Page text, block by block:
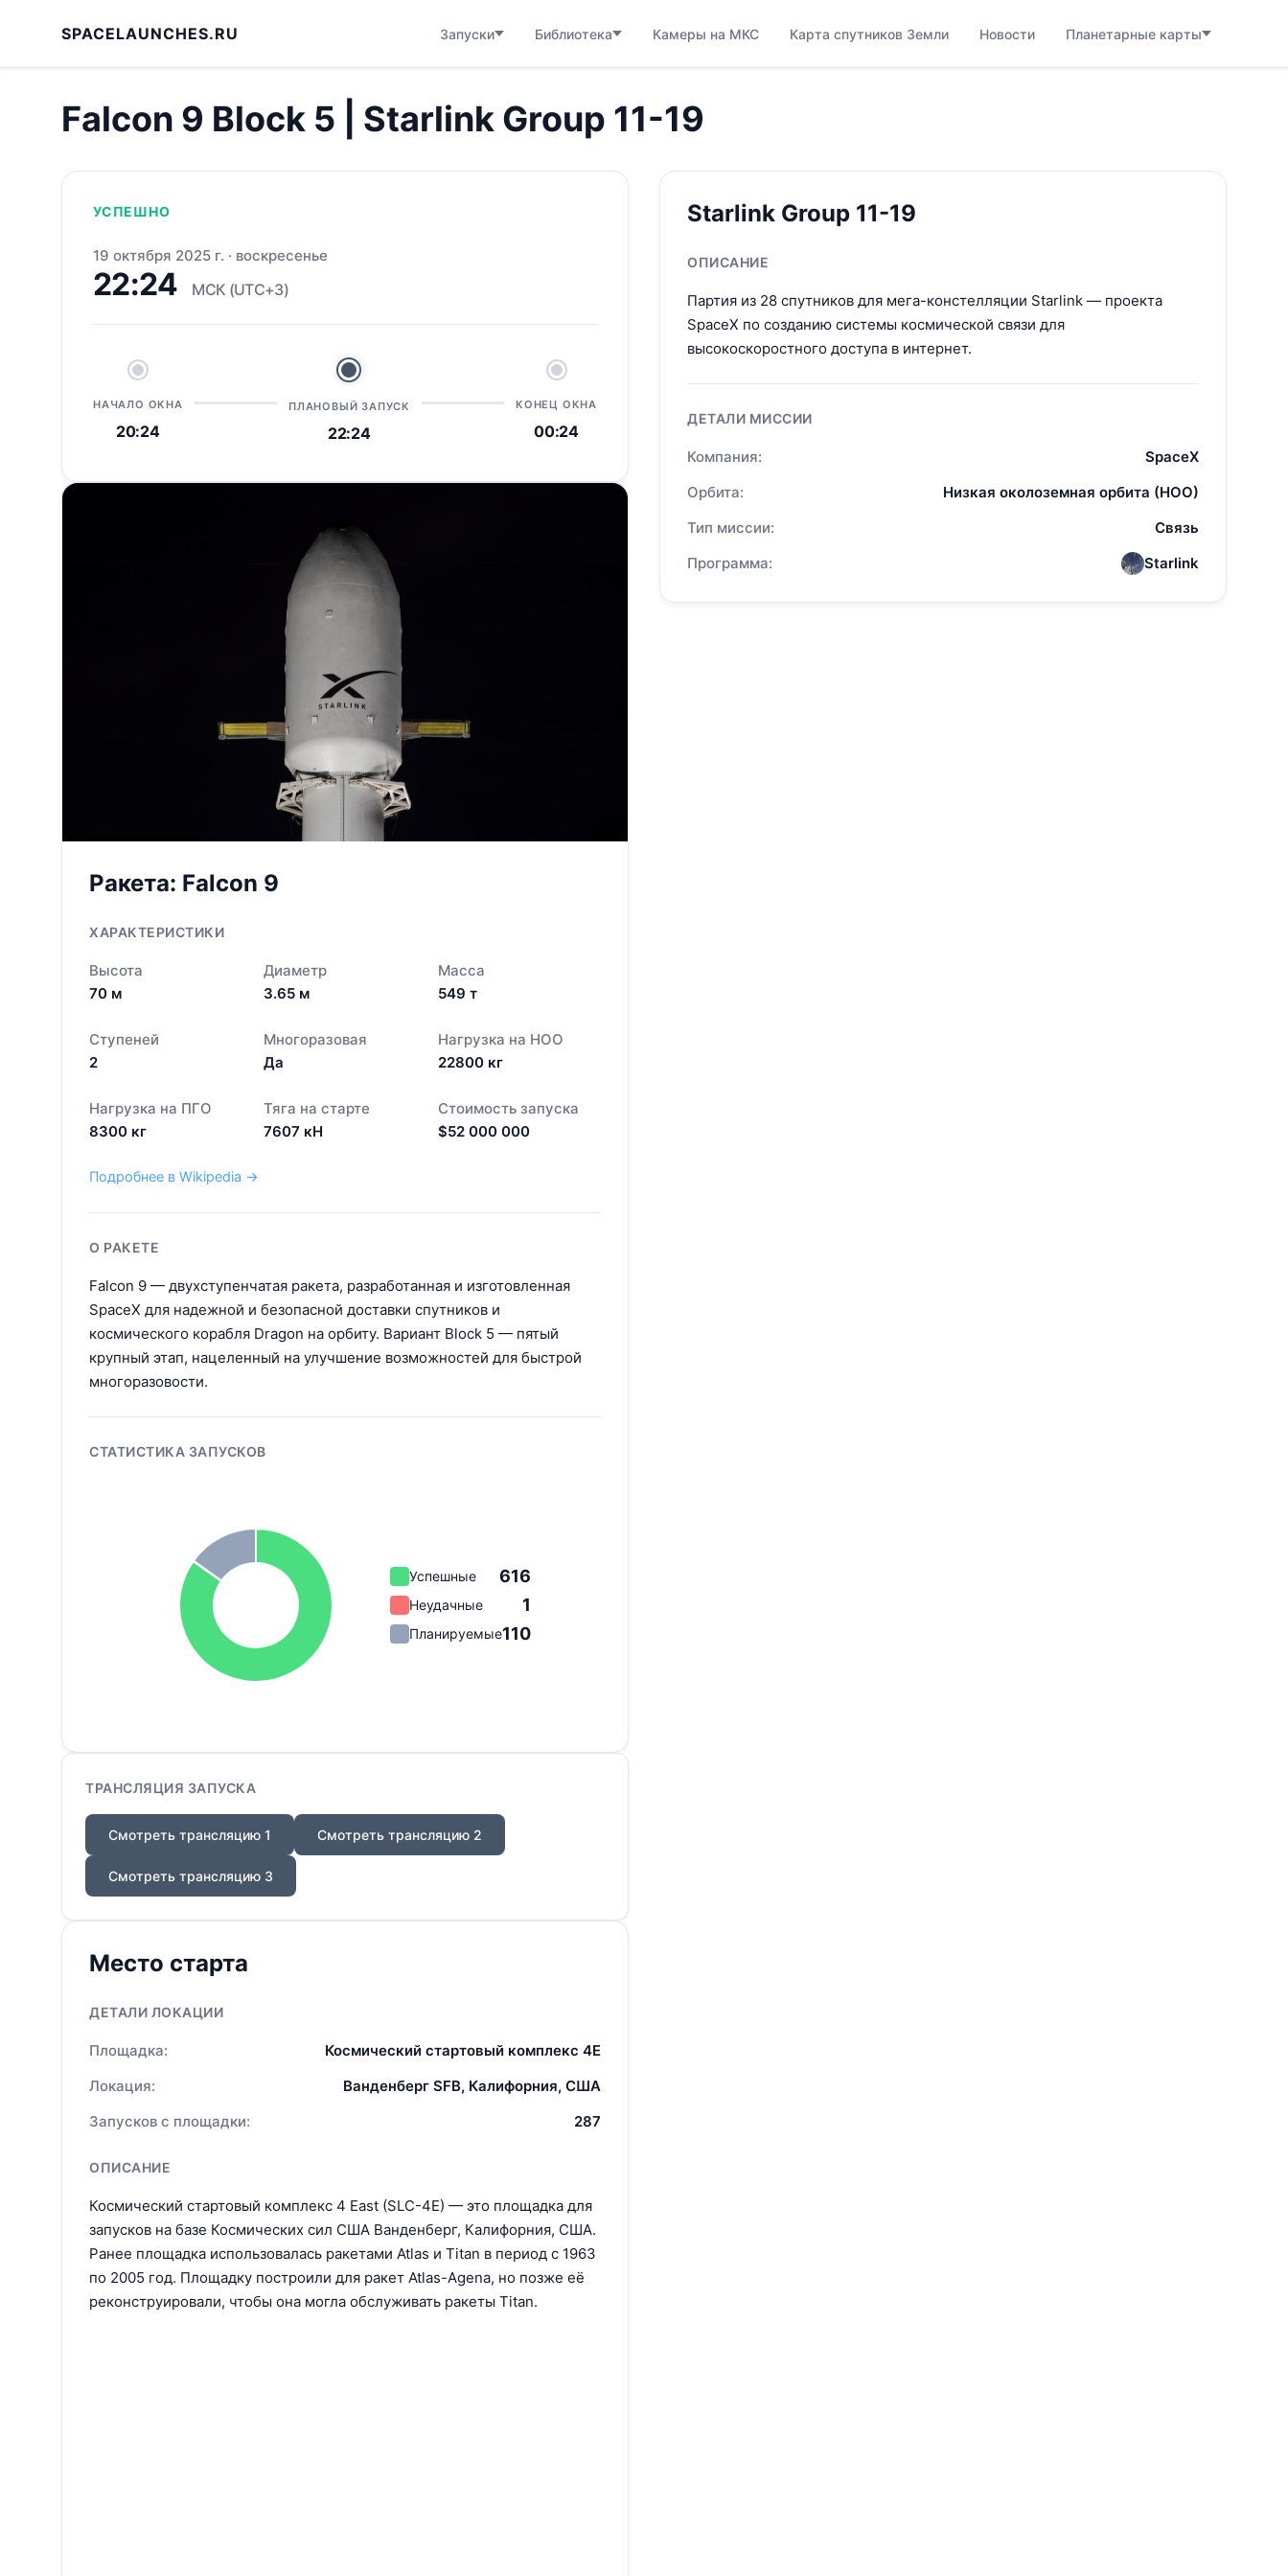
SPACELAUNCHES.RU Запуски Библиотека Камеры на МКС Карта спутников Земли Новости Планетарные карты
Falcon 9 Block 5 | Starlink Group 11-19
УСПЕШНО
19 октября 2025 г. · воскресенье
22:24 МСК (UTC+3)
НАЧАЛО ОКНА
20:24
ПЛАНОВЫЙ ЗАПУСК
22:24
КОНЕЦ ОКНА
00:24
Ракета: Falcon 9
ХАРАКТЕРИСТИКИ
Высота
70 м
Диаметр
3.65 м
Масса
549 т
Ступеней
2
Многоразовая
Да
Нагрузка на НОО
22800 кг
Нагрузка на ПГО
8300 кг
Тяга на старте
7607 кН
Стоимость запуска
$52 000 000
Подробнее в Wikipedia →
О РАКЕТЕ
Falcon 9 — двухступенчатая ракета, разработанная и изготовленная
SpaceX для надежной и безопасной доставки спутников и
космического корабля Dragon на орбиту. Вариант Block 5 — пятый
крупный этап, нацеленный на улучшение возможностей для быстрой
многоразовости.
СТАТИСТИКА ЗАПУСКОВ
Успешные 616
Неудачные 1
Планируемые110
ТРАНСЛЯЦИЯ ЗАПУСКА
Смотреть трансляцию 1 Смотреть трансляцию 2
Смотреть трансляцию 3
Место старта
ДЕТАЛИ ЛОКАЦИИ
Площадка:
Космический стартовый комплекс 4E
Локация:
Ванденберг SFB, Калифорния, США
Запусков с площадки:
287
ОПИСАНИЕ
Космический стартовый комплекс 4 East (SLC-4E) — это площадка для
запусков на базе Космических сил США Ванденберг, Калифорния, США.
Ранее площадка использовалась ракетами Atlas и Titan в период с 1963
по 2005 год. Площадку построили для ракет Atlas-Agena, но позже её
реконструировали, чтобы она могла обслуживать ракеты Titan.
Starlink Group 11-19
ОПИСАНИЕ
Партия из 28 спутников для мега-констелляции Starlink — проекта
SpaceX по созданию системы космической связи для
высокоскоростного доступа в интернет.
ДЕТАЛИ МИССИИ
Компания:
SpaceX
Орбита:
Низкая околоземная орбита (НОО)
Тип миссии:
Связь
Программа:
Starlink